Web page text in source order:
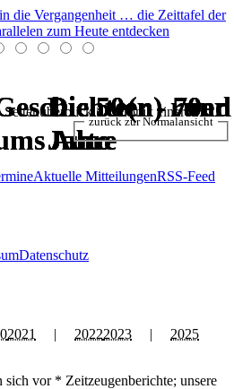
die Vergangenheit … die Zeittafel der
zum Heute entdecken
* Chronik einer
Aktuelle MitteilungenRSS-Feed
Datenschutz
2021 | 20222023 | 2025
sich vor * Zeitzeugenberichte; unsere
Die 50er - 70er
Jahre
rund
Auto
Die 50er - 70er
Jahre
Die 50er - 70er
Jahre
rund
Auto
Die 50er - 70er
Jahre
zurück zur Normalansicht